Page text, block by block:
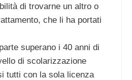
di trovarne un altro o
che li ha portati
superano i 40 anni di
di scolarizzazione
tutti con la sola licenza